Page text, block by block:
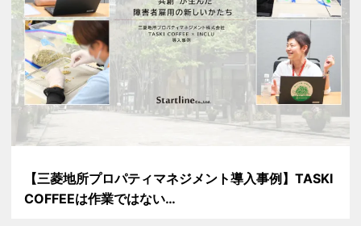
【三菱地所プロパティマネジメント導入事例】TASKI
COFFEEは作業ではない…